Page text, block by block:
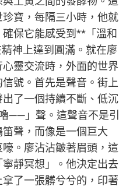
寶，每隔三小時，他就
保它能感受到**「溫和
神上達到圓滿。就在廖
靈交流時，外面的世界
號。首先是聲音。街上
了一個持續不斷、低沉
——」聲。這聲音不是引
聲，而像是一個巨大
。廖沾沾皺著眉頭，這
靜冥想」。他決定出去
了一張髒兮兮的，印著